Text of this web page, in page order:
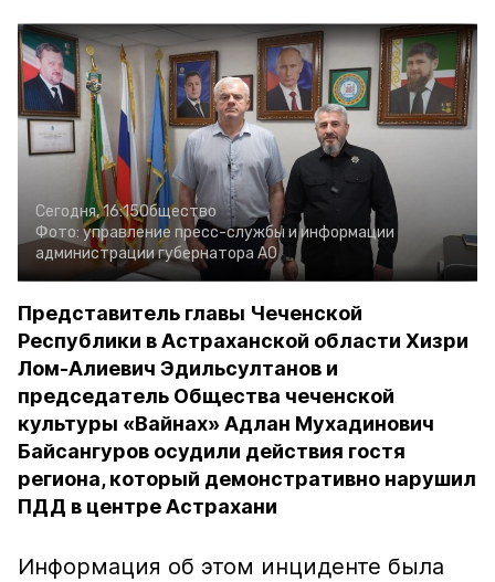
Сегодня, 16:15Общество
Фото: управление пресс-службы и информации
администрации губернатора АО
Представитель главы Чеченской
Республики в Астраханской области Хизри
Лом-Алиевич Эдильсултанов и
председатель Общества чеченской
культуры «Вайнах» Адлан Мухадинович
Байсангуров осудили действия гостя
региона, который демонстративно нарушил
ПДД в центре Астрахани
Информация об этом инциденте была